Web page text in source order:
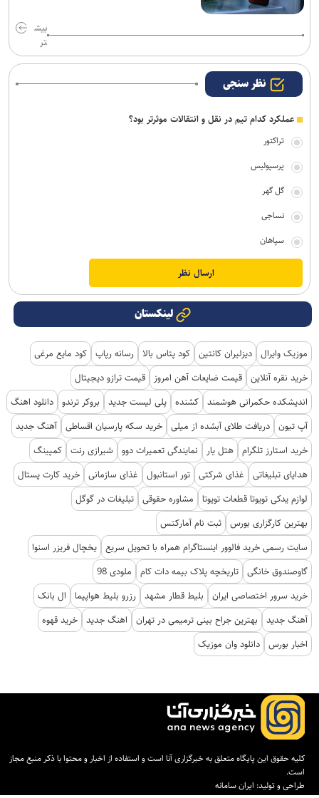
بیش
تر
نظر سنجی
عملکرد کدام تیم در نقل و انتقالات موثرتر بود؟
تراکتور
پرسپولیس
گل گهر
نساجی
سپاهان
لینکستان
موزیک وایرال دیزلیران کانتین کود پتاس بالا رسانه رپاپ کود مایع مرغی
خرید نقره آنلاین قیمت ضایعات آهن امروز
قیمت ترازو دیجیتال
اندیشکده حکمرانی هوشمند کشنده پلی لیست جدید بروکر ترندو دانلود اهنگ
آپ تیون دریافت طلای آبشده از میلی خرید سکه پارسیان اقساطی آهنگ جدید
خرید استارز تلگرام هتل یار نمایندگی تعمیرات دوو شیرازی رنت کمپینگ
هدایای تبلیغاتی
غذای شرکتی تور استانبول غذای سازمانی خرید کارت پستال
لوازم یدکی تویوتا قطعات تویوتا
مشاوره حقوقی تبلیغات در گوگل
بهترین کارگزاری بورس ثبت نام آمارکتس
سایت رسمی خرید فالوور اینستاگرام همراه با تحویل سریع یخچال فریزر اسنوا
گاوصندوق خانگی تاریخچه پلاک بیمه دات کام
ملودی 98
خرید سرور اختصاصی ایران
بلیط قطار مشهد رزرو بلیط هواپیما
ال بانک
آهنگ جدید
بهترین جراح بینی ترمیمی در تهران اهنگ جدید خرید قهوه
اخبار بورس دانلود وان موزیک
کلیه حقوق این پایگاه متعلق به خبرگزاری آنا است و استفاده از اخبار و محتوا با ذکر منبع مجاز
است.
طراحی و تولید: ایران سامانه